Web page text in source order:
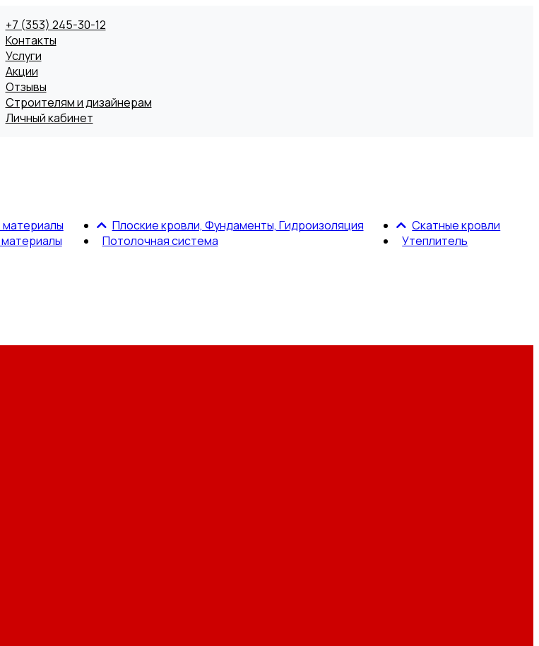
материалы
Плоские кровли, Фундаменты, Гидроизоляция
Потолочная система
Скатные кровли
Утеплитель
+7 (353) 245-30-12
Контакты
Услуги
Акции
Отзывы
Строителям и дизайнерам
Личный кабинет